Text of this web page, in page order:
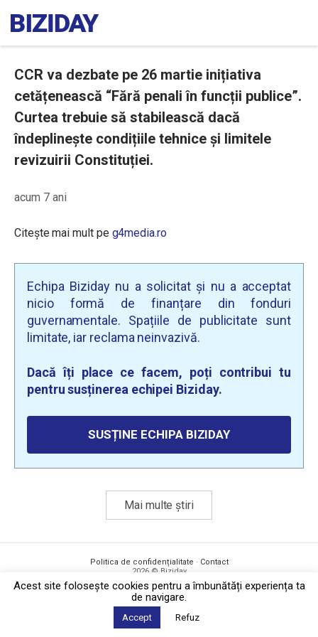
CCR va dezbate pe 26 martie inițiativa
cetățenească “Fără penali în funcții publice”.
Curtea trebuie să stabilească dacă
îndeplinește condițiile tehnice și limitele
revizuirii Constituției.
acum 7 ani
Citește mai mult pe g4media.ro
Echipa Biziday nu a solicitat și nu a acceptat
nicio formă de finanțare din fonduri
guvernamentale. Spațiile de publicitate sunt
limitate, iar reclama neinvazivă.
Dacă îți place ce facem, poți contribui tu
pentru susținerea echipei Biziday.
SUSȚINE ECHIPA BIZIDAY
Mai multe știri
Politica de confidențialitate · Contact
2026 © Biziday
Acest site foloseşte cookies pentru a îmbunătăți experiența ta
de navigare.
Accept Refuz